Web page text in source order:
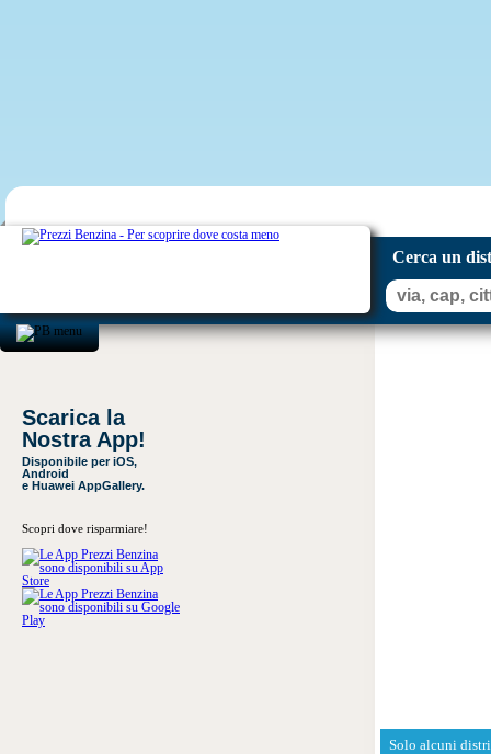
Cerca un
Scarica la
Nostra App!
Disponibile per iOS,
Android
e Huawei AppGallery.
Scopri dove risparmiare!
Solo alcuni